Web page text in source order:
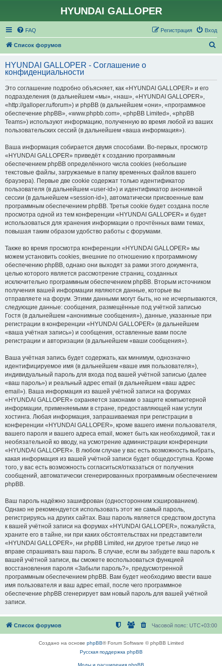
HYUNDAI GALLOPER
FAQ Вход
Регистрация
Список форумов
с
HYUNDAI GALLOPER - Соглашение о
конфиденциальности
Это соглашение подробно объясняет, как «HYUNDAI GALLOPER» и его
подразделения (в дальнейшем «мы», «наш», «HYUNDAI GALLOPER»,
«http://galloper.ru/forum») и phpBB (в дальнейшем «они», «программное
обеспечение phpBB», «www.phpbb.com», «phpBB Limited», «phpBB
Teams») используют информацию, полученную во время любой из ваших
пользовательских сессий (в дальнейшем «ваша информация»).
Ваша информация собирается двумя способами. Во-первых, просмотр
«HYUNDAI GALLOPER» приведёт к созданию программным
обеспечением phpBB определённого числа cookies (небольшие
текстовые файлы, загружаемые в папку временных файлов вашего
браузера). Первые две cookie содержат только идентификатор
пользователя (в дальнейшем «user-id») и идентификатор анонимной
сессии (в дальнейшем «session-id»), автоматически присвоенные вам
программным обеспечением phpBB. Третья cookie будет создана после
просмотра одной из тем конференции «HYUNDAI GALLOPER» и будет
использоваться для хранения информации о прочтённых вами темах,
повышая таким образом удобство работы с форумами.
Также во время просмотра конференции «HYUNDAI GALLOPER» мы
можем установить cookies, внешние по отношению к программному
обеспечению phpBB, однако они выходят за рамки этого документа,
целью которого является рассмотрение страниц, созданных
исключительно программным обеспечением phpBB. Вторым источником
получения вашей информации являются данные, которые вы
отправляете на форум. Этими данными могут быть, но не исчерпываются,
следующие данные: сообщения, размещённые под учётной записью
Гостя (в дальнейшем «анонимные сообщения»), данные, указанные при
регистрации в конференции «HYUNDAI GALLOPER» (в дальнейшем
«ваша учётная запись») и сообщения, оставленные вами после
регистрации и авторизации (в дальнейшем «ваши сообщения»).
Ваша учётная запись будет содержать, как минимум, однозначно
идентифицируемое имя (в дальнейшем «ваше имя пользователя»),
индивидуальный пароль для входа под вашей учётной записью (далее
«ваш пароль») и реальный адрес email (в дальнейшем «ваш адрес
email»). Ваша информация из вашей учётной записи на форумах
«HYUNDAI GALLOPER» охраняется законами о защите компьютерной
информации, применяемыми в стране, предоставляющей нам услуги
хостинга. Любая информация, запрашиваемая при регистрации в
конференции «HYUNDAI GALLOPER», кроме вашего имени пользователя,
вашего пароля и вашего адреса email, может быть как необходимой, так и
необязательной ко вводу, на усмотрение администрации конференции
«HYUNDAI GALLOPER». В любом случае у вас есть возможность выбрать,
какая информация из вашей учётной записи будет общедоступна. Кроме
того, у вас есть возможность согласиться/отказаться от получения
сообщений, автоматически сгенерированных программным обеспечением
phpBB.
Ваш пароль надёжно зашифрован (односторонним хэшированием).
Однако не рекомендуется использовать этот же самый пароль,
регистрируясь на других сайтах. Ваш пароль является средством доступа
к вашей учётной записи на форумах «HYUNDAI GALLOPER», пожалуйста,
храните его в тайне, ни при каких обстоятельствах ни представители
«HYUNDAI GALLOPER», ни phpBB Limited, ни другое третье лицо не
вправе спрашивать ваш пароль. В случае, если вы забудете ваш пароль к
вашей учётной записи, вы сможете воспользоваться функцией
восстановления пароля «Забыли пароль?», предусмотренной
программным обеспечением phpBB. Вам будет необходимо ввести ваше
имя пользователя и ваш адрес email, после чего программное
обеспечение phpBB сгенерирует вам новый пароль для вашей учётной
записи.
Список форумов Часовой пояс: UTC+03:00
Создано на основе phpBB® Forum Software © phpBB Limited
Русская поддержка phpBB
Моды и расширения phpBB